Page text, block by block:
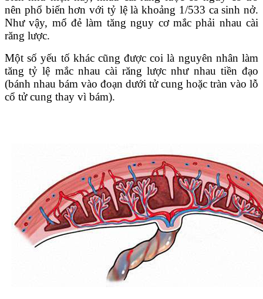
nên phổ biến hơn với tỷ lệ là khoảng 1/533 ca sinh nở.
Như vậy, mổ đẻ làm tăng nguy cơ mắc phải nhau cài
răng lược.
Một số yếu tố khác cũng được coi là nguyên nhân làm
tăng tỷ lệ mắc nhau cài răng lược như nhau tiền đạo
(bánh nhau bám vào đoạn dưới tử cung hoặc tràn vào lỗ
cổ tử cung thay vì bám).